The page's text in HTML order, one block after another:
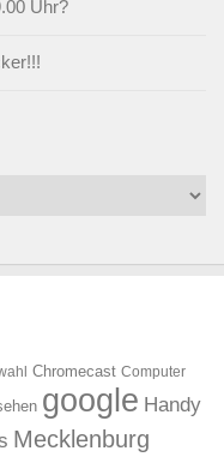
Uhr?
Chromecast Computer
google Handy
Mecklenburg